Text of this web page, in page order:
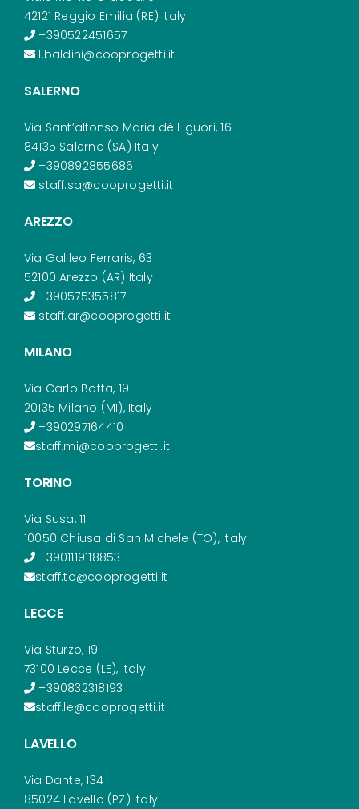
42121 Reggio Emilia (RE) Italy
+390522451657
l.baldini@cooprogetti.it
SALERNO
Via Sant’alfonso Maria dè Liguori, 16
84135 Salerno (SA) Italy
+390892855686
staff.sa@cooprogetti.it
AREZZO
Via Galileo Ferraris, 63
52100 Arezzo (AR) Italy
+390575355817
staff.ar@cooprogetti.it
MILANO
Via Carlo Botta, 19
20135 Milano (MI), Italy
+390297164410
staff.mi@cooprogetti.it
TORINO
Via Susa, 11
10050 Chiusa di San Michele (TO), Italy
+3901119118853
staff.to@cooprogetti.it
LECCE
Via Sturzo, 19
73100 Lecce (LE), Italy
+390832318193
staff.le@cooprogetti.it
LAVELLO
Via Dante, 134
85024 Lavello (PZ) Italy